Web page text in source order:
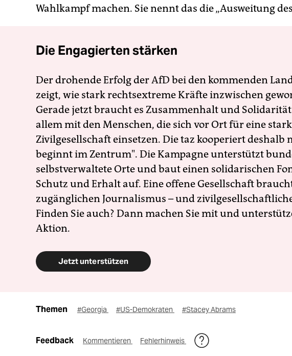
Wahlkampf machen. Sie nennt das die „Ausweitung
Die Engagierten stärken
Der drohende Erfolg der AfD bei den kommenden
zeigt, wie stark rechtsextreme Kräfte inzwischen
Gerade jetzt braucht es Zusammenhalt und
allem mit den Menschen, die sich vor Ort für eine
Zivilgesellschaft einsetzen. Die taz kooperiert deshalb
beginnt im Zentrum". Die Kampagne unterstützt
selbstverwaltete Orte und baut einen solidarischen
Schutz und Erhalt auf. Eine offene Gesellschaft
zugänglichen Journalismus – und
Finden Sie auch? Dann machen Sie mit und
Aktion.
Jetzt unterstützen
Themen #Georgia #US-Demokraten #Stacey Abrams
Feedback Kommentieren Fehlerhinweis